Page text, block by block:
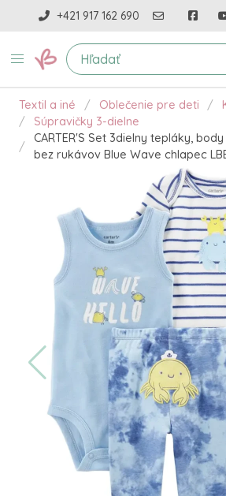
+421 917 162 690
Textil a iné Oblečenie pre deti
Súpravičky 3-dielne
CARTER'S Set 3dielny tepláky,
bez rukávov Blue Wave chlapec